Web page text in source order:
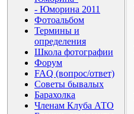
- Юморина 2011
Фотоальбом
Термины и
определения
Школа фотографии
Форум
FAQ (вопрос/ответ)
Советы бывалых
Барахолка
Членам Клуба АТО